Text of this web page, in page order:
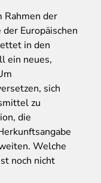
Rahmen der
Europäischen
in den
ein neues,
sich
zu
die
Welche
noch nicht